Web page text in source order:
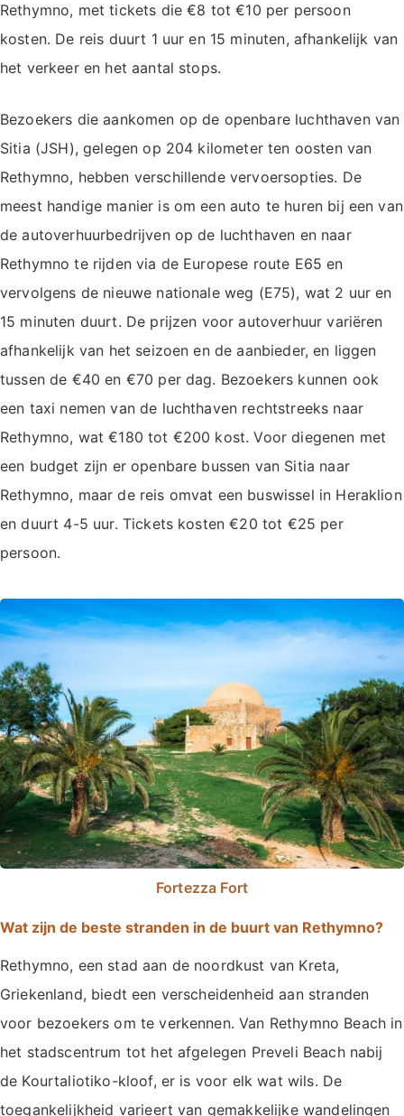
Rethymno, met tickets die €8 tot €10 per persoon
kosten. De reis duurt 1 uur en 15 minuten, afhankelijk van
het verkeer en het aantal stops.
Bezoekers die aankomen op de openbare luchthaven van
Sitia (JSH), gelegen op 204 kilometer ten oosten van
Rethymno, hebben verschillende vervoersopties. De
meest handige manier is om een auto te huren bij een van
de autoverhuurbedrijven op de luchthaven en naar
Rethymno te rijden via de Europese route E65 en
vervolgens de nieuwe nationale weg (E75), wat 2 uur en
15 minuten duurt. De prijzen voor autoverhuur variëren
afhankelijk van het seizoen en de aanbieder, en liggen
tussen de €40 en €70 per dag. Bezoekers kunnen ook
een taxi nemen van de luchthaven rechtstreeks naar
Rethymno, wat €180 tot €200 kost. Voor diegenen met
een budget zijn er openbare bussen van Sitia naar
Rethymno, maar de reis omvat een buswissel in Heraklion
en duurt 4-5 uur. Tickets kosten €20 tot €25 per
persoon.
Fortezza Fort
Wat zijn de beste stranden in de buurt van Rethymno?
Rethymno, een stad aan de noordkust van Kreta,
Griekenland, biedt een verscheidenheid aan stranden
voor bezoekers om te verkennen. Van Rethymno Beach in
het stadscentrum tot het afgelegen Preveli Beach nabij
de Kourtaliotiko-kloof, er is voor elk wat wils. De
toegankelijkheid varieert van gemakkelijke wandelingen